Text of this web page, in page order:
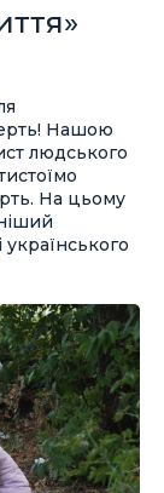
Нашою
людського
На цьому